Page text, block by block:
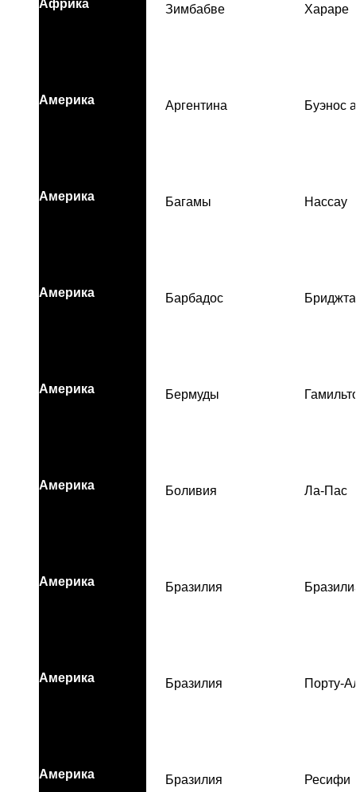
Африка Зимбабве Хараре
Америка Аргентина Буэнос
Америка Багамы Нассау
Америка Барбадос
Америка Бермуды
Америка Боливия Ла-Пас
Америка Бразилия
Америка Бразилия Порту-
Америка Бразилия Ресифи